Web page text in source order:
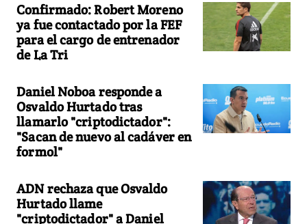
Confirmado: Robert Moreno
ya fue contactado por la FEF
para el cargo de entrenador
de La Tri
Daniel Noboa responde a
Osvaldo Hurtado tras
llamarlo "criptodictador":
"Sacan de nuevo al cadáver en
formol"
ADN rechaza que Osvaldo
Hurtado llame
"criptodictador" a Daniel